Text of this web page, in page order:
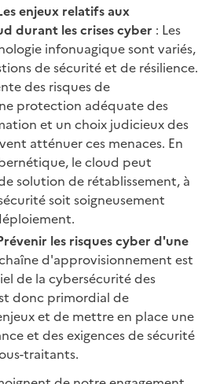
enjeux relatifs aux
durant les crises cyber : Les
infonuagique sont variés,
de sécurité et de résilience.
des risques de
protection adéquate des
et un choix judicieux des
atténuer ces menaces. En
le cloud peut
solution de rétablissement, à
soit soigneusement
les risques cyber d'une
d'approvisionnement est
de la cybersécurité des
donc primordial de
et de mettre en place une
et des exigences de sécurité
traitants.